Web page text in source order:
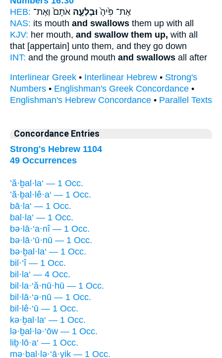
HEB:
אֶת־ פִּ֙יהָ֙ וּבָלְעָ֤ה אֹתָם֙ וְאֶת־
NAS: its mouth and swallows them up with all
KJV: her mouth, and swallow them up, with all
that [appertain] unto them, and they go down
INT: and the ground mouth and swallows all after
Interlinear Greek • Interlinear Hebrew • Strong's
Numbers • Englishman's Greek Concordance •
Englishman's Hebrew Concordance • Parallel Texts
Concordance Entries
Strong's Hebrew 1104
49 Occurrences
’ă·ḇal·la‘ — 1 Occ.
’ă·ḇal·lê·a‘ — 1 Occ.
bā·la‘ — 1 Occ.
bal·la‘ — 1 Occ.
bə·lā·‘a·nî — 1 Occ.
bə·lā·‘ū·nū — 1 Occ.
bə·ḇal·la‘ — 1 Occ.
bil·‘î — 1 Occ.
bil·la‘ — 4 Occ.
bil·la·‘ă·nū·hū — 1 Occ.
bil·lā·‘ə·nū — 1 Occ.
bil·lê·‘ū — 1 Occ.
kə·ḇal·la‘ — 1 Occ.
lə·ḇal·lə·‘ōw — 1 Occ.
liḇ·lō·a‘ — 1 Occ.
mə·ḇal·lə·‘ā·yiḵ — 1 Occ.